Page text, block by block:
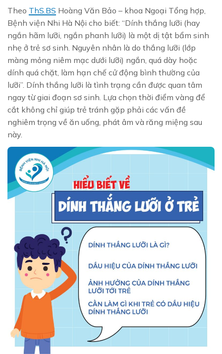
Theo ThS.BS Hoàng Văn Bảo – khoa Ngoại Tổng hợp,
Bệnh viện Nhi Hà Nội cho biết: “Dính thắng lưỡi (hay
ngắn hãm lưỡi, ngắn phanh lưỡi) là một dị tật bẩm sinh
nhẹ ở trẻ sơ sinh. Nguyên nhân là do thắng lưỡi (lớp
màng mỏng niêm mạc dưới lưỡi) ngắn, quá dày hoặc
dính quá chặt, làm hạn chế cử động bình thường của
lưỡi”. Dính thắng lưỡi là tình trạng cần được quan tâm
ngay từ giai đoạn sơ sinh. Lựa chọn thời điểm vàng để
cắt không chỉ giúp trẻ tránh gặp phải các vấn đề
nghiêm trọng về ăn uống, phát âm và răng miệng sau
này.